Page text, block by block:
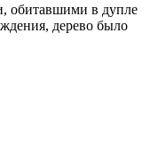
обитавшими в дупле
дерево было